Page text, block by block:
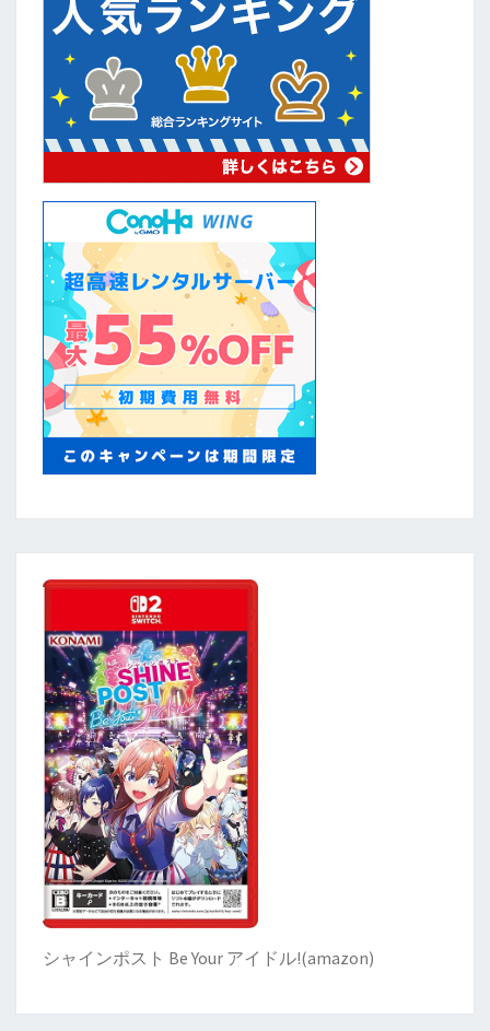
シャインポスト Be Your アイドル!(amazon)